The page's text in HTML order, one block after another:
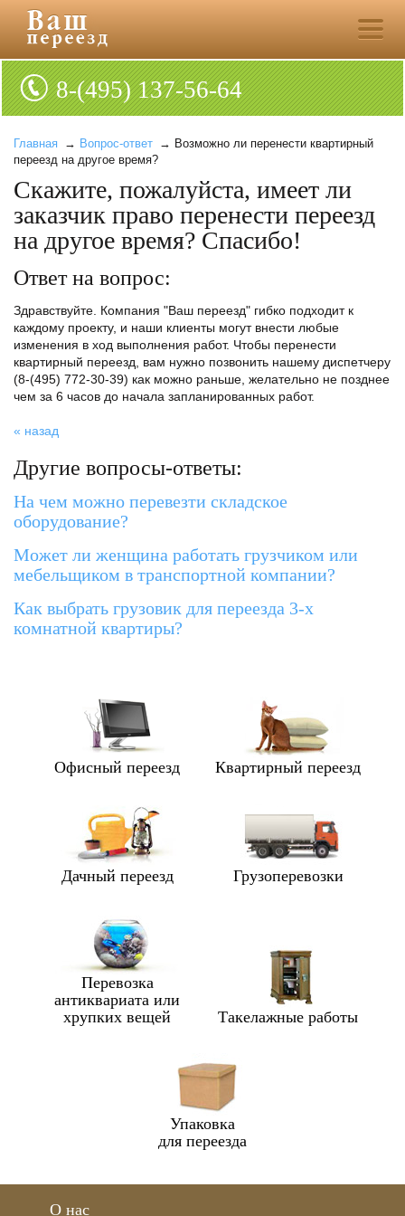
8-(495) 137-56-64
Главная → Вопрос-ответ → Возможно ли перенести квартирный
переезд на другое время?
Скажите, пожалуйста, имеет ли
заказчик право перенести переезд
на другое время? Спасибо!
Ответ на вопрос:
Здравствуйте. Компания "Ваш переезд" гибко подходит к
каждому проекту, и наши клиенты могут внести любые
изменения в ход выполнения работ. Чтобы перенести
квартирный переезд, вам нужно позвонить нашему диспетчеру
(8-(495) 772-30-39) как можно раньше, желательно не позднее
чем за 6 часов до начала запланированных работ.
« назад
Другие вопросы-ответы:
На чем можно перевезти складское
оборудование?
Может ли женщина работать грузчиком или
мебельщиком в транспортной компании?
Как выбрать грузовик для переезда 3-х
комнатной квартиры?
Офисный переезд Квартирный переезд
Дачный переезд Грузоперевозки
Перевозка
антиквариата или
хрупких вещей
Такелажные работы
Упаковка
для переезда
О нас